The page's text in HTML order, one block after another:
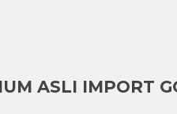
ASLI IMPORT